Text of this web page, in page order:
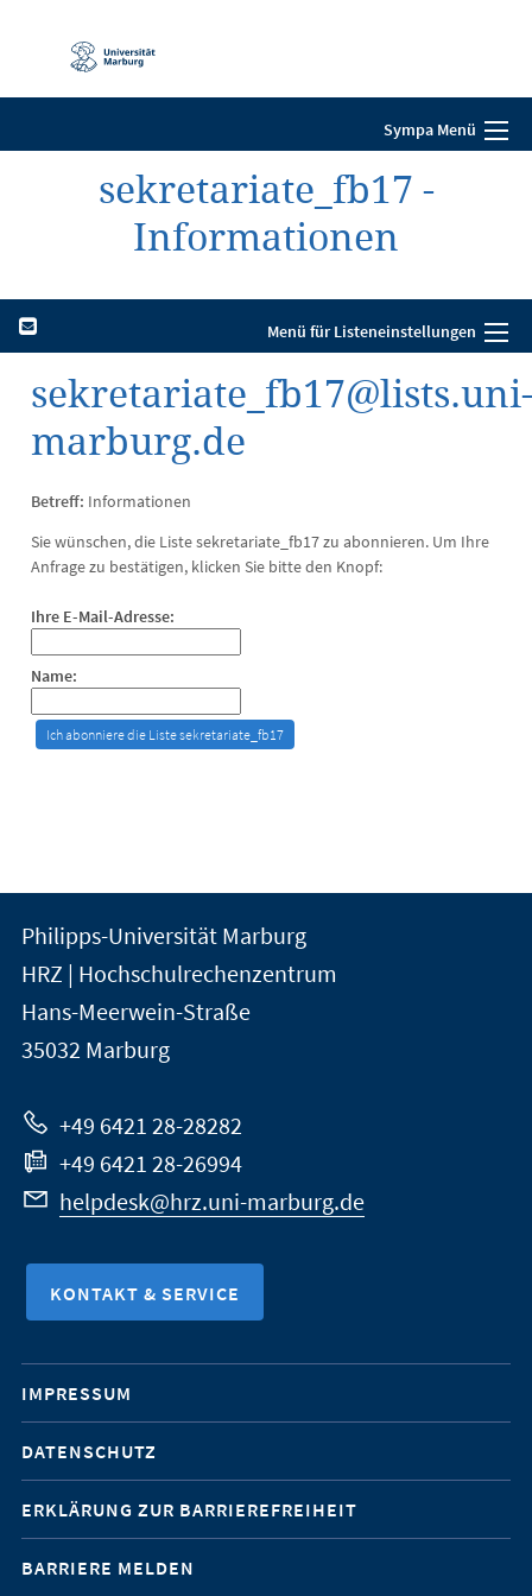
Navigation
Sympa Menü
sekretariate_fb17 -
Informationen
Menü für Listeneinstellungen
sekretariate_fb17@lists.uni-
marburg.de
Betreff: Informationen
Sie wünschen, die Liste sekretariate_fb17 zu abonnieren. Um Ihre
Anfrage zu bestätigen, klicken Sie bitte den Knopf:
Ihre E-Mail-Adresse:
Name:
Kontakt
und
Informationen
zur
Website
der
Universität
Marburg
Philipps-Universität Marburg
HRZ | Hochschulrechenzentrum
Hans-Meerwein-Straße
35032 Marburg
+49 6421 28-28282
+49 6421 28-26994
helpdesk@hrz.uni-marburg.de
KONTAKT & SERVICE
Mobile-
Service-
Navigation
IMPRESSUM
DATENSCHUTZ
ERKLÄRUNG ZUR BARRIEREFREIHEIT
BARRIERE MELDEN